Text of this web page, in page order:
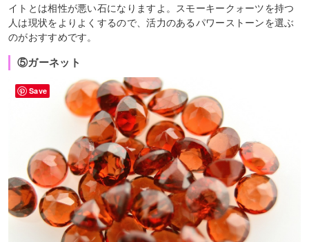
イトとは相性が悪い石になりますよ。スモーキークォーツを持つ
人は現状をよりよくするので、活力のあるパワーストーンを選ぶ
のがおすすめです。
⑤ガーネット
Save